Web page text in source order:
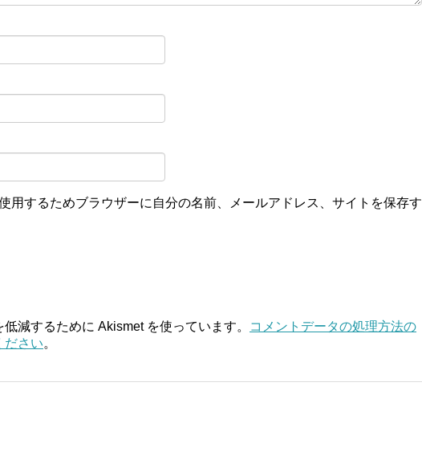
用するためブラウザーに自分の名前、メールアドレス、サイトを保存す
減するために Akismet を使っています。
コメントデータの処理方法の
ださい。